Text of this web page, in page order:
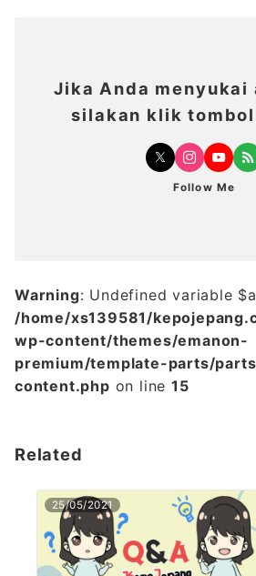
Jika Anda
silakan klik
Follow Me
Warning: Undefined variable
/home/xs139581/
wp-content/themes/emanon-
premium/template-parts/
content.php on line15
Related
25/05/2021